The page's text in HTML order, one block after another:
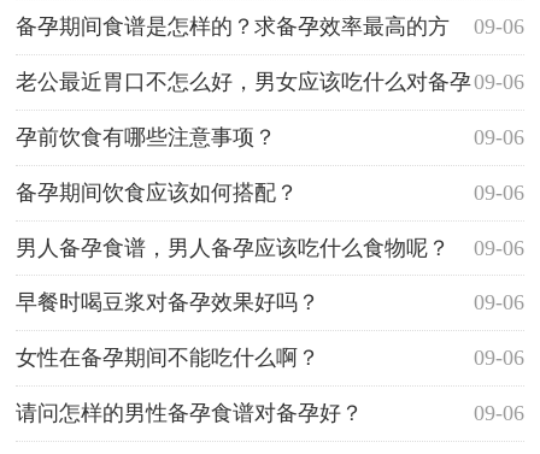
09-06
备孕期间食谱是怎样的？求备孕效率最高的方
法。 09-06
老公最近胃口不怎么好，男女应该吃什么对备孕
好？ 09-06
孕前饮食有哪些注意事项？
09-06
备孕期间饮食应该如何搭配？
09-06
男人备孕食谱，男人备孕应该吃什么食物呢？
09-06
早餐时喝豆浆对备孕效果好吗？
09-06
女性在备孕期间不能吃什么啊？
09-06
请问怎样的男性备孕食谱对备孕好？